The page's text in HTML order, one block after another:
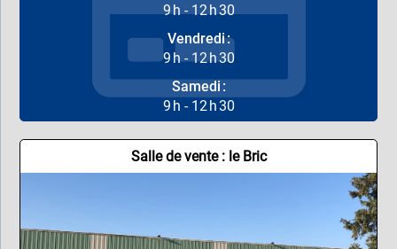
9 h - 12 h 30
Vendredi :
9 h - 12 h 30
Samedi :
9 h - 12 h 30
Salle de vente : le Bric